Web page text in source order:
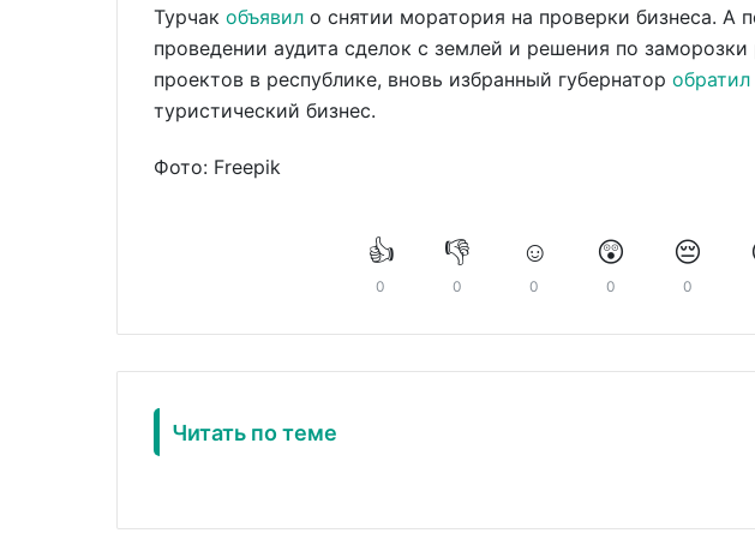
Турчак объявил о снятии моратория на проверки бизнеса. А
проведении аудита сделок с землей и решения по
проектов в республике, вновь избранный губернатор обратил
туристический бизнес.
Фото: Freepik
👍
0
👎
0
☺️
0
😲
0
😔
0
Читать по теме